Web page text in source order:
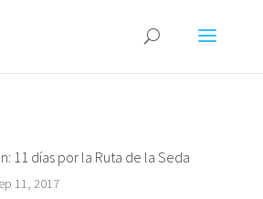
11 días por la Ruta de la Seda
11, 2017